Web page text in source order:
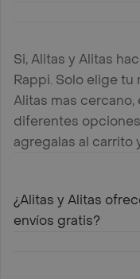
Si, Alitas y Alitas
Rappi. Solo elige tu
Alitas mas
diferentes
agregalas al carrito
¿Alitas y Alitas
envíos gratis?